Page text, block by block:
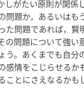
しがたい原則が関係
問題か，あるいはも
た問題であれば，賢
の問題について強い
う。あくまでも自分
感情をこじらせるか
ことにさえなるかも